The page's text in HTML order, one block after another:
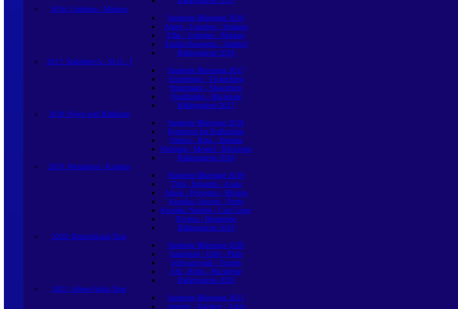
2016: Umbrien - Marken
Startseite Bikertage 2016
Alpen - Ligurien - Toskana
Elba - Umbrien - Marken
Emilia Romagna - Südtirol
Bildergalerie 2016
2017: Südalpen A - SLO - I
Startseite Bikertage 2017
Erzgebirge - Tschechien
Steiermark - Slowenien
Norditalien - Rückreise
Bildergalerie 2017
2018: Polen und Baltikum
Startseite Bikertage 2018
Pommern bis Podlachien
Vilnius - Riga - Jürmala
Nehrung - Memel - Rückreise
Bildergalerie 2018
2019: Westalpen - Korsika
Startseite Bikertage 2019
Tirol - Engadin - Aosta
Alpen - Provence - Riviera
Korsika: Ajaccio - Porto
Korsika: Norden - Cap Corse
Riviera - Heimreise
Bildergalerie 2019
2020: Deutschland-Tour
Startseite Bikertage 2020
Sauerland - Eifel - Pfalz
Schwarzwald - Touren
Alb - Rhön - Rückreise
Bildergalerie 2020
2021: Alpen-Adria Tour
Startseite Bikertage 2021
Anreise - Kärnten - Adria